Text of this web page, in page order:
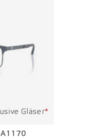
Gläser*